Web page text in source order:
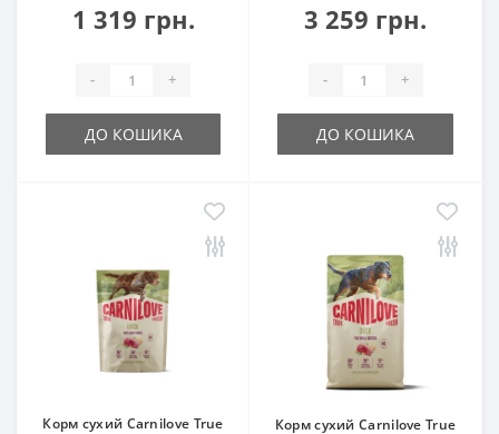
1 319 грн.
- +
ДО КОШИКА
3 259 грн.
- +
ДО КОШИКА
Корм сухий Carnilove True
Корм сухий Carnilove True